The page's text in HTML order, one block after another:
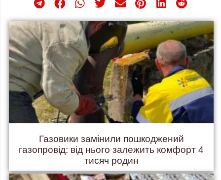
Газовики замінили пошкоджений
газопровід: від нього залежить комфорт 4
тисяч родин